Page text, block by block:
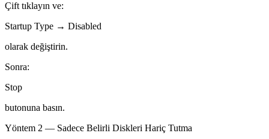
Çift tıklayın ve:
Startup Type → Disabled
olarak değiştirin.
Sonra:
Stop
butonuna basın.
Yöntem 2 — Sadece Belirli Diskleri Hariç Tutma